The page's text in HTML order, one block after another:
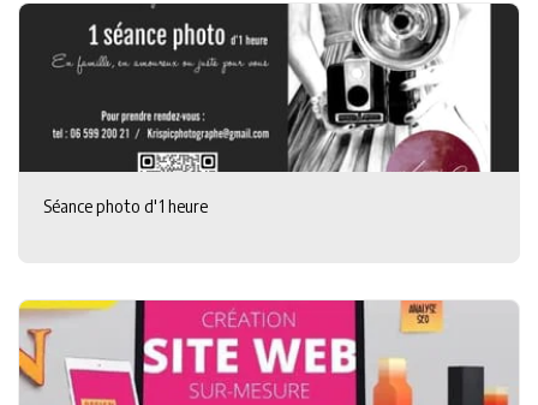
Séance photo d'1 heure